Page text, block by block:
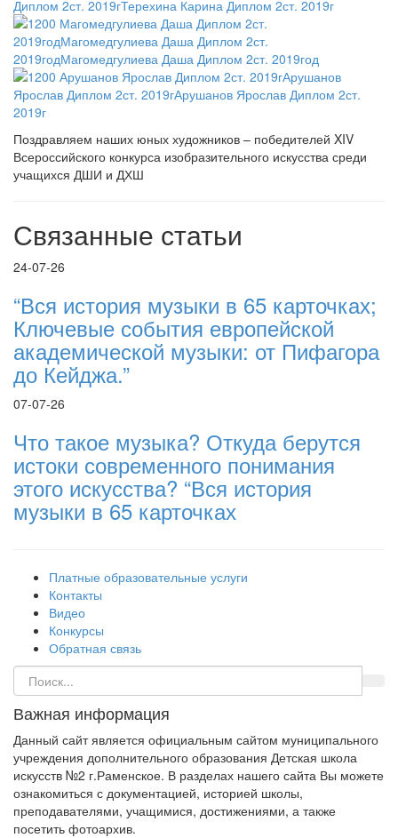
Поздравляем наших юных художников – победителей XIV
Всероссийского конкурса изобразительного искусства среди
учащихся ДШИ и ДХШ
Связанные статьи
24-07-26
“Вся история музыки в 65 карточках;
Ключевые события европейской
академической музыки: от Пифагора
до Кейджа.”
07-07-26
Что такое музыка? Откуда берутся
истоки современного понимания
этого искусства? “Вся история
музыки в 65 карточках
Платные образовательные услуги
Контакты
Видео
Конкурсы
Обратная связь
Важная информация
Данный сайт является официальным сайтом муниципального
учреждения дополнительного образования Детская школа
искусств №2 г.Раменское. В разделах нашего сайта Вы можете
ознакомиться с документацией, историей школы,
преподавателями, учащимися, достижениями, а также
посетить фотоархив.